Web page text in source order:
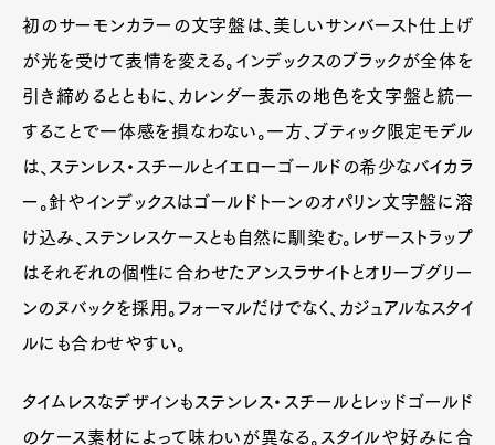
初のサーモンカラーの文字盤は、美しいサンバースト仕上げ
が光を受けて表情を変える。インデックスのブラックが全体を
引き締めるとともに、カレンダー表示の地色を文字盤と統一
することで一体感を損なわない。一方、ブティック限定モデル
は、ステンレス・スチールとイエローゴールドの希少なバイカラ
ー。針やインデックスはゴールドトーンのオパリン文字盤に溶
け込み、ステンレスケースとも自然に馴染む。レザーストラップ
はそれぞれの個性に合わせたアンスラサイトとオリーブグリー
ンのヌバックを採用。フォーマルだけでなく、カジュアルなスタイ
ルにも合わせやすい。
タイムレスなデザインもステンレス・スチールとレッドゴールド
のケース素材によって味わいが異なる。スタイルや好みに合